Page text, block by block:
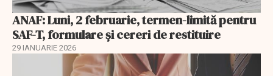
ANAF: Luni, 2 februarie, termen-limită pentru
SAF-T, formulare și cereri de restituire
29 IANUARIE 2026